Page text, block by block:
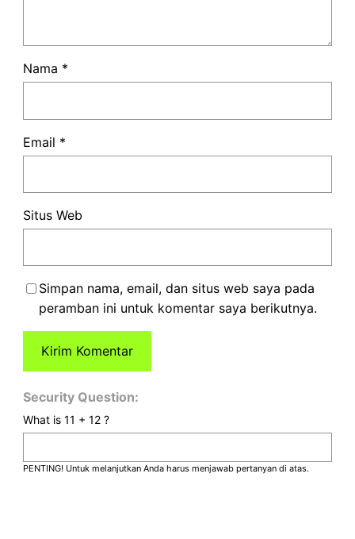
Nama *
Email *
Situs Web
Simpan nama, email, dan situs web saya pada
peramban ini untuk komentar saya berikutnya.
Security Question:
What is 11 + 12 ?
PENTING! Untuk melanjutkan Anda harus menjawab pertanyan di atas.